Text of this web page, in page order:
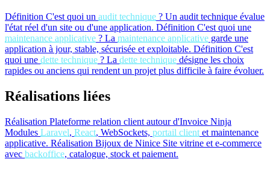
Définition C'est quoi un audit technique ? Un audit technique évalue
l'état réel d'un site ou d'une application. Définition C'est quoi une
maintenance applicative ? La maintenance applicative garde une
application à jour, stable, sécurisée et exploitable. Définition C'est
quoi une dette technique ? La dette technique désigne les choix
rapides ou anciens qui rendent un projet plus difficile à faire évoluer.
Réalisations liées
Réalisation Plateforme relation client autour d'Invoice Ninja
Modules Laravel, React, WebSockets, portail client et maintenance
applicative. Réalisation Bijoux de Ninice Site vitrine et e-commerce
avec backoffice, catalogue, stock et paiement.